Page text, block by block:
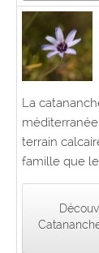
La
terrain
famille que